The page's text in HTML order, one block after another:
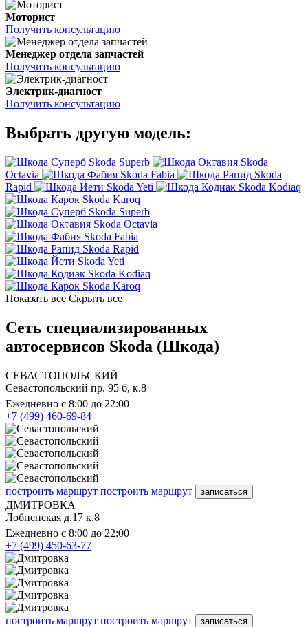
Моторист
Получить консультацию
Менеджер отдела запчастей
Получить консультацию
Электрик-диагност
Получить консультацию
Выбрать другую модель:
Skoda Superb
Skoda
Octavia
Skoda Fabia
Skoda
Rapid
Skoda Yeti
Skoda Kodiaq
Skoda Karoq
Skoda Superb
Skoda Octavia
Skoda Fabia
Skoda Rapid
Skoda Yeti
Skoda Kodiaq
Skoda Karoq
Показать все Скрыть все
Сеть специализированных
автосервисов Skoda (Шкода)
СЕВАСТОПОЛЬСКИЙ
Севастопольский пр. 95 б, к.8
Ежедневно с 8:00 до 22:00
+7 (499) 460-69-84
построить маршрут построить маршрут записаться
ДМИТРОВКА
Лобненская д.17 к.8
Ежедневно с 8:00 до 22:00
+7 (499) 450-63-77
построить маршрут построить маршрут записаться